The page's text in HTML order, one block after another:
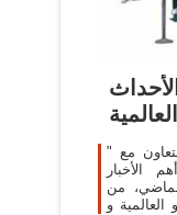
" بالتعاون مع "
الأخبار
من
العالمية و